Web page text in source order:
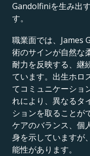
Gandolfiniを生み出
す。
職業面では、James
術のサインが自然な
耐力を反映する、継
ています。出生ホロ
てコミュニケーショ
れにより、異なるタ
ションを取ることが
ケアのバランス、個
身を示していますが
能性があります。